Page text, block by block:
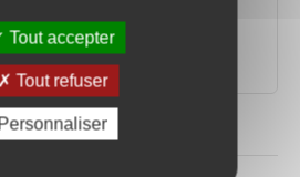
: présentation des trois
Tout accepter
Tout refuser
Personnaliser